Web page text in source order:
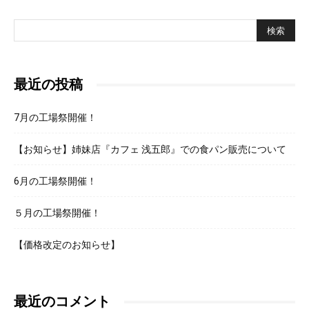
最近の投稿
7月の工場祭開催！
【お知らせ】姉妹店『カフェ 浅五郎』での食パン販売について
6月の工場祭開催！
５月の工場祭開催！
【価格改定のお知らせ】
最近のコメント